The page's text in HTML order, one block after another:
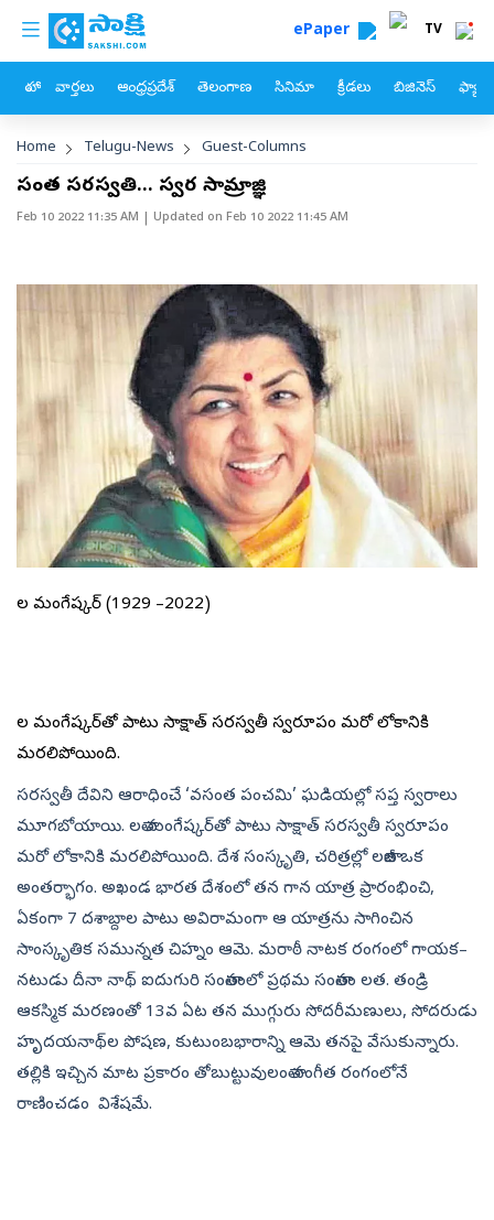
Skip to main content
custom menu ePaper TV
హోం వార్తలు ఆంధ్రప్రదేశ్ తెలంగాణ సినిమా క్రీడలు బిజినెస్
Breadcrumb
Home Telugu-News Guest-Columns
సంగీత సరస్వతి... స్వర సామ్రాజ్ఞి
Feb 10 2022 11:35 AM | Updated on Feb 10 2022 11:45 AM
లతా మంగేష్కర్‌ (1929 –2022)
లతా మంగేష్కర్‌తో పాటు సాక్షాత్‌ సరస్వతీ స్వరూపం మరో లోకానికి
మరలిపోయింది.
సరస్వతీ దేవిని ఆరాధించే ‘వసంత పంచమి’ ఘడియల్లో సప్త స్వరాలు
మూగబోయాయి. లతా మంగేష్కర్‌తో పాటు సాక్షాత్‌ సరస్వతీ స్వరూపం
మరో లోకానికి మరలిపోయింది. దేశ సంస్కృతి, చరిత్రల్లో లతాజీ ఒక
అంతర్భాగం. అఖండ భారత దేశంలో తన గాన యాత్ర ప్రారంభించి,
ఏకంగా 7 దశాబ్దాల పాటు అవిరామంగా ఆ యాత్రను సాగించిన
సాంస్కృతిక సమున్నత చిహ్నం ఆమె. మరాఠీ నాటక రంగంలో గాయక–
నటుడు దీనా నాథ్‌ ఐదుగురి సంతానంలో ప్రథమ సంతానం లత. తండ్రి
ఆకస్మిక మరణంతో 13వ ఏట తన ముగ్గురు సోదరీమణులు, సోదరుడు
హృదయనాథ్‌ల పోషణ, కుటుంబభారాన్ని ఆమె తనపై వేసుకున్నారు.
తల్లికి ఇచ్చిన మాట ప్రకారం తోబుట్టువులంతా సంగీత రంగంలోనే
రాణించడం విశేషమే.